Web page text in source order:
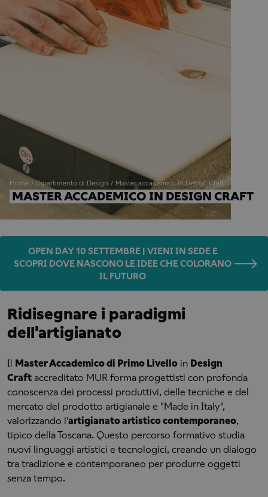
Home Dipartimento di Design Master accademico in Design Craft
MASTER ACCADEMICO IN DESIGN CRAFT
OPEN DAY 10 SETTEMBRE | VIENI IN SEDE E
SCOPRI DOVE NASCONO LE IDEE CHE COLORANO
IL FUTURO
Ridisegnare i paradigmi
dell'artigianato
Il Master Accademico di Primo Livello in Design
Craft accreditato MUR forma progettisti con profonda
conoscenza dei processi produttivi, delle tecniche e del
mercato del prodotto artigianale e "Made in Italy",
valorizzando l'artigianato artistico contemporaneo,
tipico della Toscana. Questo percorso formativo studia
nuovi linguaggi artistici e tecnologici, creando un dialogo
tra tradizione e contemporaneo per produrre oggetti
senza tempo.